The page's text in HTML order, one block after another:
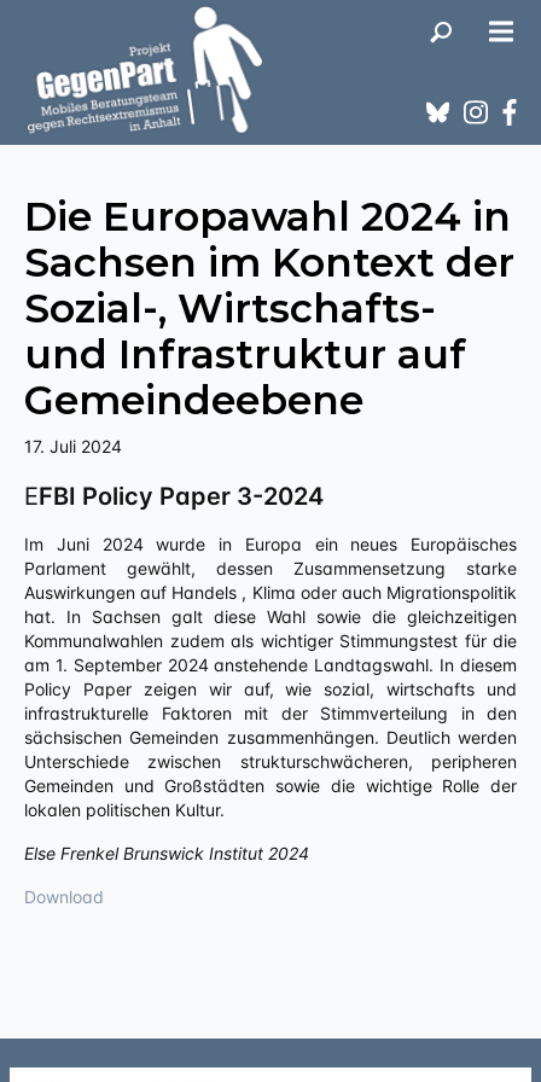
Die Europawahl 2024 in
Sachsen im Kontext der
Sozial-, Wirtschafts-
und Infrastruktur auf
Gemeindeebene
17. Juli 2024
EFBI Policy Paper 3-2024
Im Juni 2024 wurde in Europa ein neues Europäisches
Parlament gewählt, dessen Zusammensetzung starke
Auswirkungen auf Handels , Klima oder auch Migrationspolitik
hat. In Sachsen galt diese Wahl sowie die gleichzeitigen
Kommunalwahlen zudem als wichtiger Stimmungstest für die
am 1. September 2024 anstehende Landtagswahl. In diesem
Policy Paper zeigen wir auf, wie sozial, wirtschafts und
infrastrukturelle Faktoren mit der Stimmverteilung in den
sächsischen Gemeinden zusammenhängen. Deutlich werden
Unterschiede zwischen strukturschwächeren, peripheren
Gemeinden und Großstädten sowie die wichtige Rolle der
lokalen politischen Kultur.
Else Frenkel Brunswick Institut 2024
Download